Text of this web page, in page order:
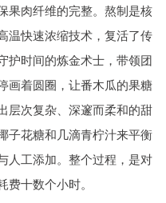
果肉纤维的完整。熬制是核
温快速浓缩技术，复活了传
护时间的炼金术士，带领团
画着圆圈，让番木瓜的果糖
层次复杂、深邃而柔和的甜
子花糖和几滴青柠汁来平衡
人工添加。整个过程，是对
十数个小时。